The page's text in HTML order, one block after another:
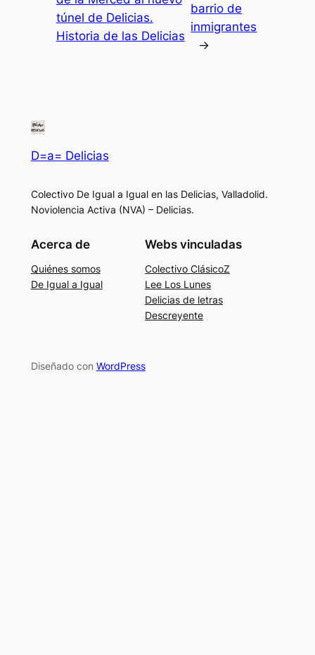
túnel de Delicias.
Historia de las Delicias
barrio de
inmigrantes
→
D=a= Delicias
Colectivo De Igual a Igual en las Delicias, Valladolid.
Noviolencia Activa (NVA) – Delicias.
Acerca de
Quiénes somos
De Igual a Igual
Webs vinculadas
Colectivo ClásicoZ
Lee Los Lunes
Delicias de letras
Descreyente
Diseñado con WordPress